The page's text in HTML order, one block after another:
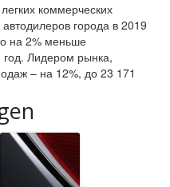
коммерческих
города в 2019
на 2% меньше
год. Лидером рынка,
– на 12%, до 23 171